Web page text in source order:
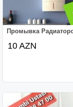
Промывка
10 AZN